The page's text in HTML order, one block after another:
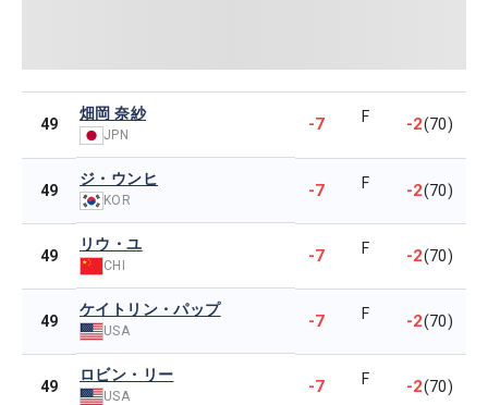
49
畑岡 奈紗
JPN
-7 F -2(70)
49
ジ・ウンヒ
KOR -7 F -2(70)
49
リウ・ユ
CHI -7 F -2(70)
49
ケイトリン・パップ
USA -7 F -2(70)
49
ロビン・リー
USA -7 F -2(70)